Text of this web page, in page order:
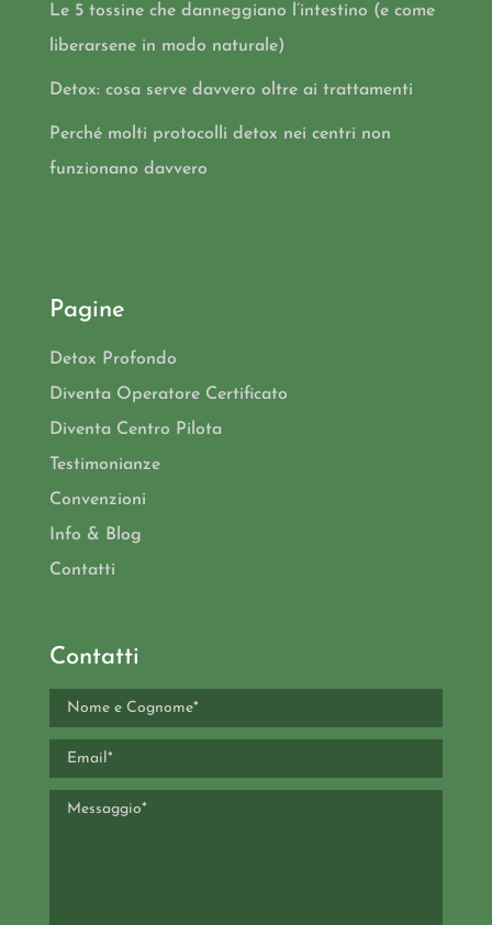
Le 5 tossine che danneggiano l’intestino (e come
liberarsene in modo naturale)
Detox: cosa serve davvero oltre ai trattamenti
Perché molti protocolli detox nei centri non
funzionano davvero
Pagine
Detox Profondo
Diventa Operatore Certificato
Diventa Centro Pilota
Testimonianze
Convenzioni
Info & Blog
Contatti
Contatti